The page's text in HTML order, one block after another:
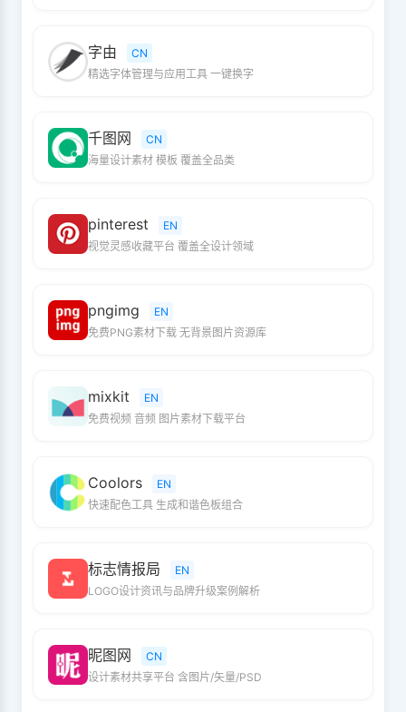
字由
CN
精选字体管理与应用工具 一键换字
千图网
CN
海量设计素材 模板 覆盖全品类
pinterest
EN
视觉灵感收藏平台 覆盖全设计领域
pngimg
EN
免费PNG素材下载 无背景图片资源库
mixkit
EN
免费视频 音频 图片素材下载平台
Coolors
EN
快速配色工具 生成和谐色板组合
标志情报局
EN
LOGO设计资讯与品牌升级案例解析
昵图网
CN
设计素材共享平台 含图片/矢量/PSD